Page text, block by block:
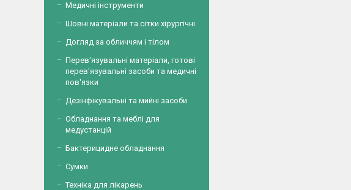
Медичні інструменти
Шовні матеріали та сітки хірургічні
Догляд за обличчям і тілом
Перев'язувальні матеріали, готові
перев'язувальні засоби та медичні
пов'язки
Дезінфікувальні та мийні засоби
Обладнання та меблі для
медустанцій
Бактерицидне обладнання
Сумки
Техніка для лікарень